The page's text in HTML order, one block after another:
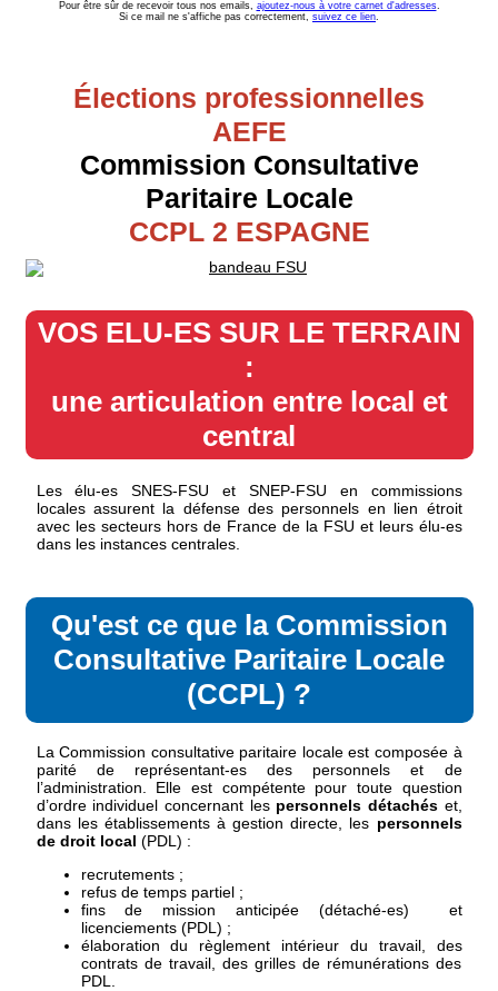
Pour être sûr de recevoir tous nos emails, ajoutez-nous à votre carnet d'adresses.
Si ce mail ne s'affiche pas correctement, suivez ce lien.
Élections professionnelles
AEFE
Commission Consultative
Paritaire Locale
CCPL 2 ESPAGNE
VOS ELU-ES SUR LE TERRAIN
:
une articulation entre local et
central
Les élu-es SNES-FSU et SNEP-FSU en commissions
locales assurent la défense des personnels en lien étroit
avec les secteurs hors de France de la FSU et leurs élu-es
dans les instances centrales.
Qu'est ce que la Commission
Consultative Paritaire Locale
(CCPL) ?
La Commission consultative paritaire locale est composée à
parité de représentant-es des personnels et de
l’administration. Elle est compétente pour toute question
d’ordre individuel concernant les personnels détachés et,
dans les établissements à gestion directe, les personnels
de droit local (PDL) :
recrutements ;
refus de temps partiel ;
fins de mission anticipée (détaché-es) et
licenciements (PDL) ;
élaboration du règlement intérieur du travail, des
contrats de travail, des grilles de rémunérations des
PDL.